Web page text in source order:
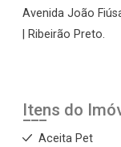
Avenida João
| Ribeirão Preto.
Itens do
Aceita Pet